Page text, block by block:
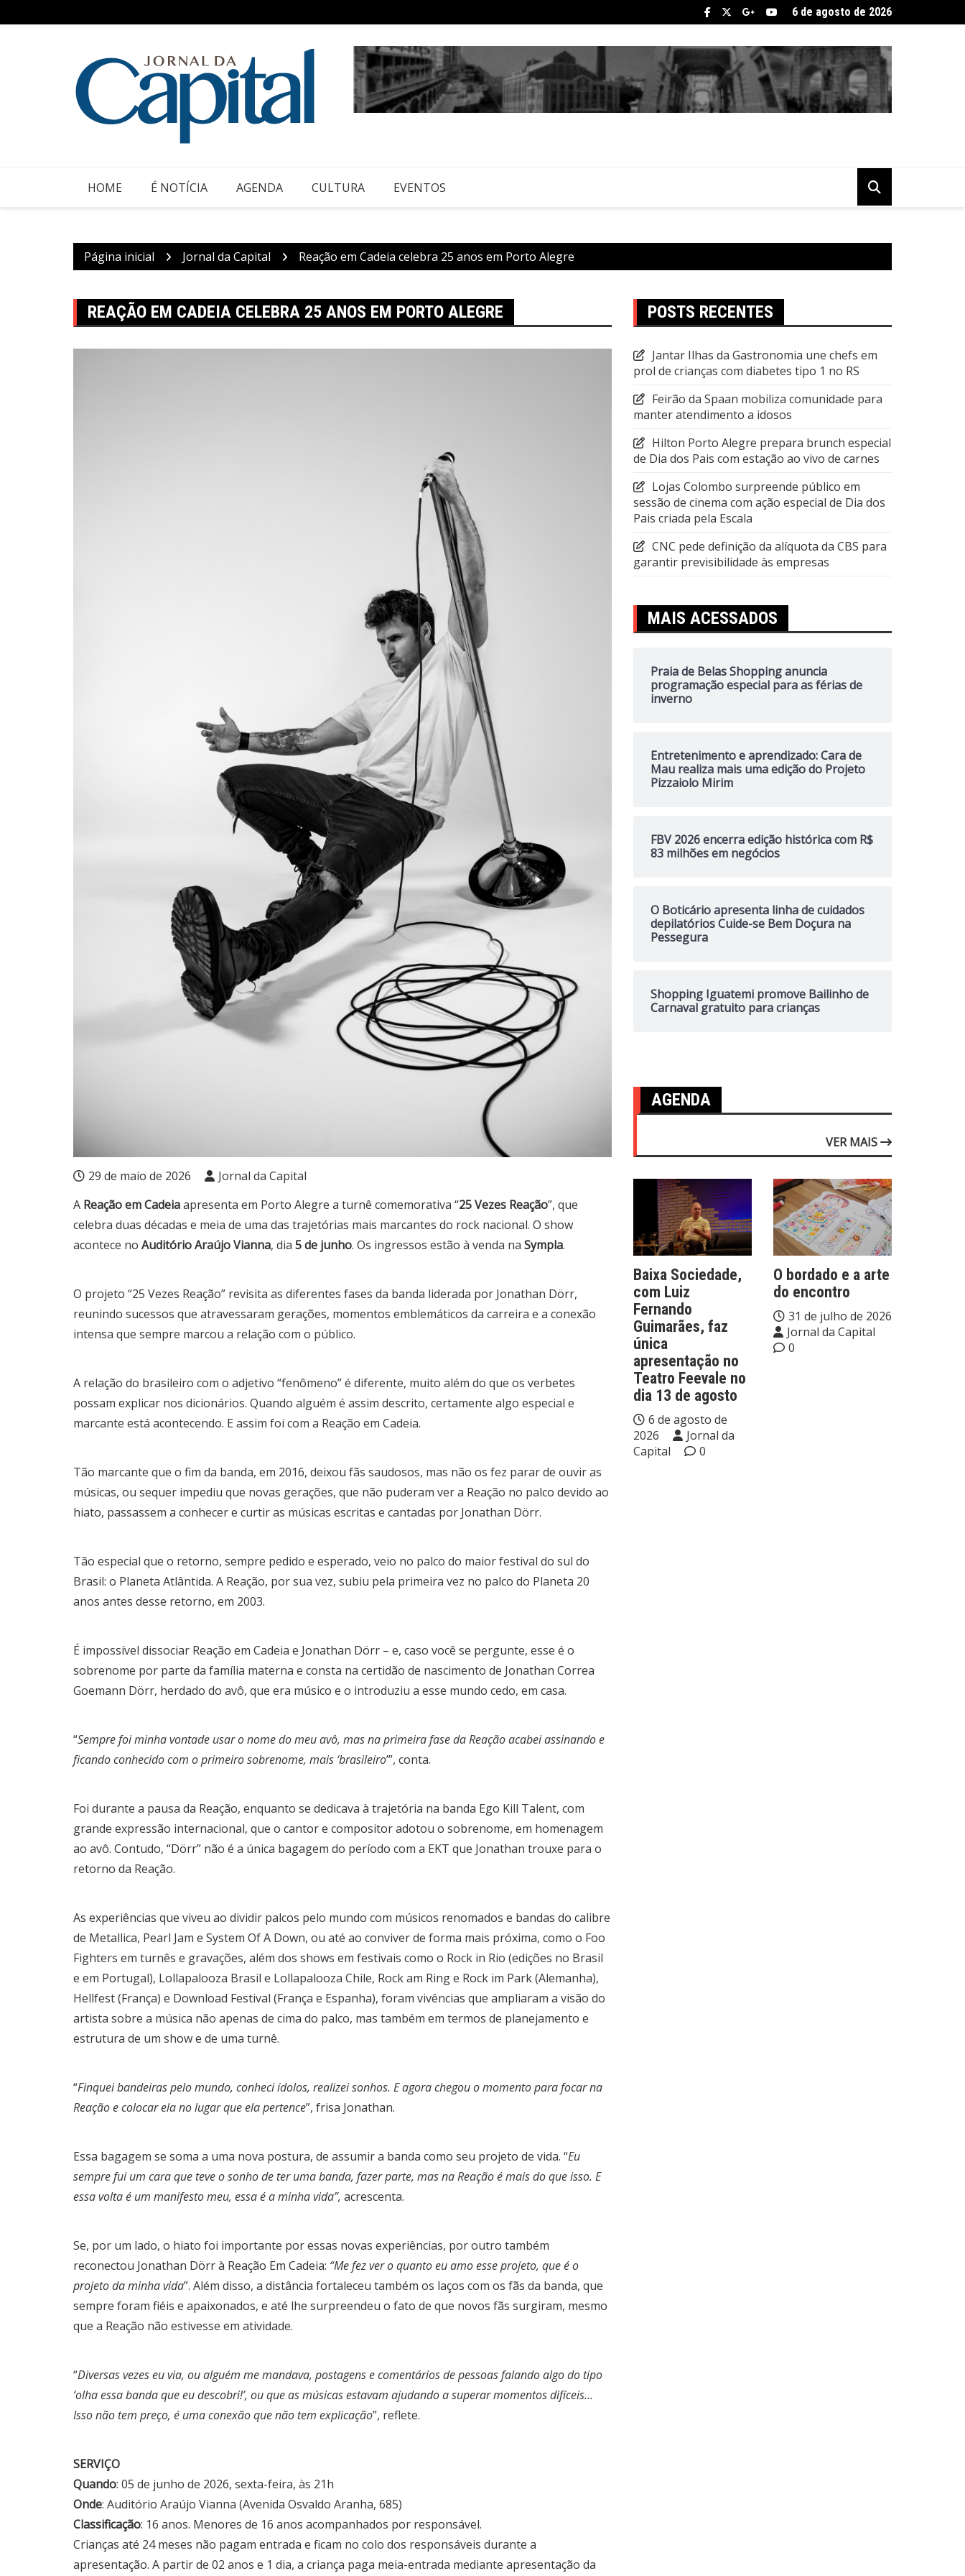
para
6 de agosto de 2026
HOME É NOTÍCIA AGENDA CULTURA EVENTOS
Página inicial Jornal da Capital Reação em Cadeia celebra 25 anos em Porto Alegre
REAÇÃO EM CADEIA CELEBRA 25 ANOS EM PORTO ALEGRE
29 de maio de 2026
Jornal da Capital
A Reação em Cadeiaapresenta em Porto Alegre a turnê comemorativa “25 Vezes Reação”, que
celebra duas décadas e meia de uma das trajetórias mais marcantes do rock nacional. O show
acontece no Auditório Araújo Vianna, dia 5 de junho. Os ingressos estão à venda na Sympla.
O projeto “25 Vezes Reação” revisita as diferentes fases da banda liderada por Jonathan Dörr,
reunindo sucessos que atravessaram gerações, momentos emblemáticos da carreira e a conexão
intensa que sempre marcou a relação com o público.
A relação do brasileiro com o adjetivo “fenômeno” é diferente, muito além do que os verbetes
possam explicar nos dicionários. Quando alguém é assim descrito, certamente algo especial e
marcante está acontecendo. E assim foi com a Reação em Cadeia.
Tão marcante que o fim da banda, em 2016, deixou fãs saudosos, mas não os fez parar de ouvir as
músicas, ou sequer impediu que novas gerações, que não puderam ver a Reação no palco devido ao
hiato, passassem a conhecer e curtir as músicas escritas e cantadas por Jonathan Dörr.
Tão especial que o retorno, sempre pedido e esperado, veio no palco do maior festival do sul do
Brasil: o Planeta Atlântida. A Reação, por sua vez, subiu pela primeira vez no palco do Planeta 20
anos antes desse retorno, em 2003.
É impossível dissociar Reação em Cadeia e Jonathan Dörr – e, caso você se pergunte, esse é o
sobrenome por parte da família materna e consta na certidão de nascimento de Jonathan Correa
Goemann Dörr, herdado do avô, que era músico e o introduziu a esse mundo cedo, em casa.
“Sempre foi minha vontade usar o nome do meu avô, mas na primeira fase da Reação acabei assinando e
ficando conhecido com o primeiro sobrenome, mais ‘brasileiro’”, conta.
Foi durante a pausa da Reação, enquanto se dedicava à trajetória na banda Ego Kill Talent, com
grande expressão internacional, que o cantor e compositor adotou o sobrenome, em homenagem
ao avô. Contudo, “Dörr” não é a única bagagem do período com a EKT que Jonathan trouxe para o
retorno da Reação.
As experiências que viveu ao dividir palcos pelo mundo com músicos renomados e bandas do calibre
de Metallica, Pearl Jam e System Of A Down, ou até ao conviver de forma mais próxima, como o Foo
Fighters em turnês e gravações, além dos shows em festivais como o Rock in Rio (edições no Brasil
e em Portugal), Lollapalooza Brasil e Lollapalooza Chile, Rock am Ring e Rock im Park (Alemanha),
Hellfest (França) e Download Festival (França e Espanha), foram vivências que ampliaram a visão do
artista sobre a música não apenas de cima do palco, mas também em termos de planejamento e
estrutura de um show e de uma turnê.
“Finquei bandeiras pelo mundo, conheci ídolos, realizei sonhos. E agora chegou o momento para focar na
Reação e colocar ela no lugar que ela pertence”, frisa Jonathan.
Essa bagagem se soma a uma nova postura, de assumir a banda como seu projeto de vida. “Eu
sempre fui um cara que teve o sonho de ter uma banda, fazer parte, mas na Reação é mais do que isso. E
essa volta é um manifesto meu, essa é a minha vida”, acrescenta.
Se, por um lado, o hiato foi importante por essas novas experiências, por outro também
reconectou Jonathan Dörr à Reação Em Cadeia: “Me fez ver o quanto eu amo esse projeto, que é o
projeto da minha vida”. Além disso, a distância fortaleceu também os laços com os fãs da banda, que
sempre foram fiéis e apaixonados, e até lhe surpreendeu o fato de que novos fãs surgiram, mesmo
que a Reação não estivesse em atividade.
“Diversas vezes eu via, ou alguém me mandava, postagens e comentários de pessoas falando algo do tipo
‘olha essa banda que eu descobri!’, ou que as músicas estavam ajudando a superar momentos difíceis…
Isso não tem preço, é uma conexão que não tem explicação”, reflete.
SERVIÇO
Quando: 05 de junho de 2026, sexta-feira, às 21h
Onde: Auditório Araújo Vianna (Avenida Osvaldo Aranha, 685)
Classificação: 16 anos. Menores de 16 anos acompanhados por responsável.
Crianças até 24 meses não pagam entrada e ficam no colo dos responsáveis durante a
apresentação. A partir de 02 anos e 1 dia, a criança paga meia-entrada mediante apresentação da
POSTS RECENTES
Jantar Ilhas da Gastronomia une chefs em
prol de crianças com diabetes tipo 1 no RS
Feirão da Spaan mobiliza comunidade para
manter atendimento a idosos
Hilton Porto Alegre prepara brunch especial
de Dia dos Pais com estação ao vivo de carnes
Lojas Colombo surpreende público em
sessão de cinema com ação especial de Dia dos
Pais criada pela Escala
CNC pede definição da alíquota da CBS para
garantir previsibilidade às empresas
MAIS ACESSADOS
Praia de Belas Shopping anuncia
programação especial para as férias de
inverno
Entretenimento e aprendizado: Cara de
Mau realiza mais uma edição do Projeto
Pizzaiolo Mirim
FBV 2026 encerra edição histórica com R$
83 milhões em negócios
O Boticário apresenta linha de cuidados
depilatórios Cuide-se Bem Doçura na
Pessegura
Shopping Iguatemi promove Bailinho de
Carnaval gratuito para crianças
AGENDA
VER MAIS
Baixa Sociedade,
com Luiz
Fernando
Guimarães, faz
única
apresentação no
Teatro Feevale no
dia 13 de agosto
6 de agosto de
2026
Jornal da
Capital
0
O bordado e a arte
do encontro
31 de julho de 2026
Jornal da Capital
0